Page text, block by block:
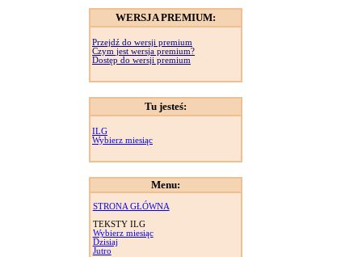
WERSJA PREMIUM:
Przejdź do wersji premium
Czym jest wersja premium?
Dostęp do wersji premium
Tu jesteś:
ILG
Wybierz miesiąc
Menu:
STRONA GŁÓWNA
TEKSTY ILG
Wybierz miesiąc
Dzisiaj
Jutro